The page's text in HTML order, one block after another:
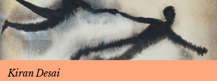
Kiran Desai